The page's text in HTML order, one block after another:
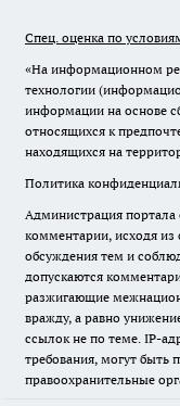
Спец. оценка по
«На информационном
технологии
информации на основе
относящихся к
находящихся на
Политика
Администрация портала
комментарии, исходя из
обсуждения тем и
допускаются
разжигающие
вражду, а равно
ссылок не по теме. IP-
требования, могут быть
правоохранительные